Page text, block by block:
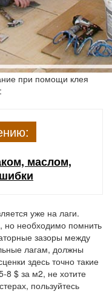
при помощи клея
маслом,
уже на лаги.
необходимо помнить
зазоры между
лагам, должны
здесь точно такие
8 $ за м2, не хотите
пользуйтесь